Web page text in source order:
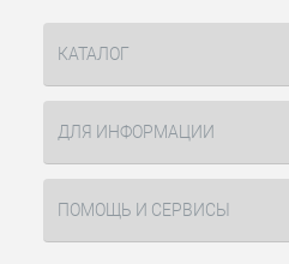
уха.
КАТАЛОГ
ДЛЯ ИНФОРМАЦИИ
ПОМОЩЬ И СЕРВИСЫ